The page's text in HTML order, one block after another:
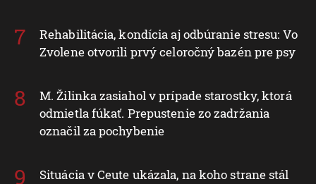
Rehabilitácia, kondícia aj odbúranie stresu: Vo
Zvolene otvorili prvý celoročný bazén pre psy
M. Žilinka zasiahol v prípade starostky, ktorá
odmietla fúkať. Prepustenie zo zadržania
označil za pochybenie
Situácia v Ceute ukázala, na koho strane stál